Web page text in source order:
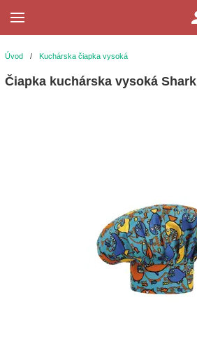
Úvod / Kuchárska čiapka vysoká
Čiapka kuchárska vysoká Shark